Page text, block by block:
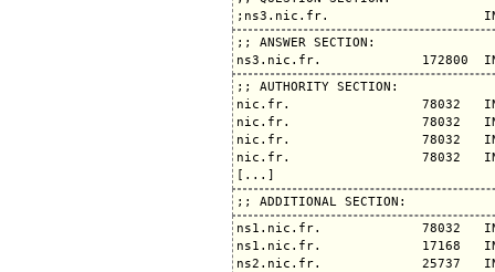
;; ANSWER SECTION:
;; AUTHORITY SECTION:
nic.fr.                 78032
nic.fr.                 78032
nic.fr.                 78032
nic.fr.                 78032   IN
ns1.nic.fr.             78032
ns1.nic.fr.             17168   IN
ns2.nic.fr.             25737